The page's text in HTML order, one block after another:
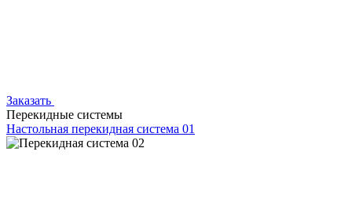
Заказать
Перекидные системы
Настольная перекидная система 01